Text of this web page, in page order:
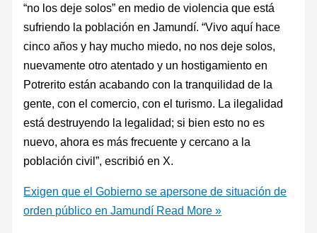
“no los deje solos” en medio de violencia que está
sufriendo la población en Jamundí. “Vivo aquí hace
cinco años y hay mucho miedo, no nos deje solos,
nuevamente otro atentado y un hostigamiento en
Potrerito están acabando con la tranquilidad de la
gente, con el comercio, con el turismo. La ilegalidad
está destruyendo la legalidad; si bien esto no es
nuevo, ahora es más frecuente y cercano a la
población civil”, escribió en X.
Exigen que el Gobierno se apersone de situación de
orden público en JamundíRead More »